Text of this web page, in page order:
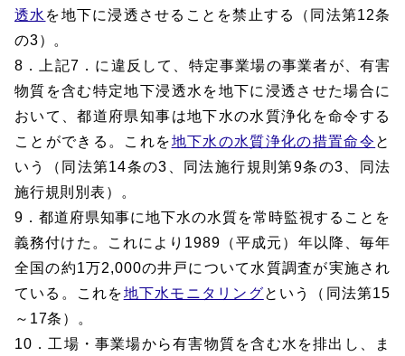
透水 を地下に浸透させることを禁止する（同法第12条
の3）。
8．上記7．に違反して、特定事業場の事業者が、有害
物質を含む特定地下浸透水を地下に浸透させた場合に
おいて、都道府県知事は地下水の水質浄化を命令する
ことができる。これを地下水の水質浄化の措置命令 と
いう（同法第14条の3、同法施行規則第9条の3、同法
施行規則別表）。
9．都道府県知事に地下水の水質を常時監視することを
義務付けた。これにより1989（平成元）年以降、毎年
全国の約1万2,000の井戸について水質調査が実施され
ている。これを地下水モニタリングという（同法第15
～17条）。
10．工場・事業場から有害物質を含む水を排出し、ま